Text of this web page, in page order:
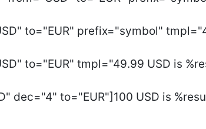
to="EUR" prefix="symbol"
to="EUR" tmpl="49.99 USD is
dec="4" to="EUR"]100 USD is